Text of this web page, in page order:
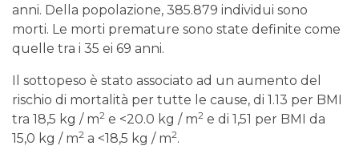
anni. Della popolazione, 385.879 individui sono
morti. Le morti premature sono state definite come
quelle tra i 35 ei 69 anni.
Il sottopeso è stato associato ad un aumento del
rischio di mortalità per tutte le cause, di 1.13 per BMI
tra 18,5 kg / m2 e <20.0 kg / m2 e di 1,51 per BMI da
15,0 kg / m2 a <18,5 kg / m2.